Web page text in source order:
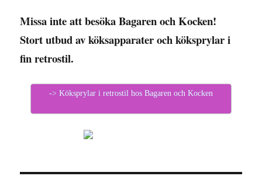
Missa inte att besöka Bagaren och Kocken!
Stort utbud av köksapparater och köksprylar i
fin retrostil.
-> Köksprylar i retrostil hos Bagaren och Kocken